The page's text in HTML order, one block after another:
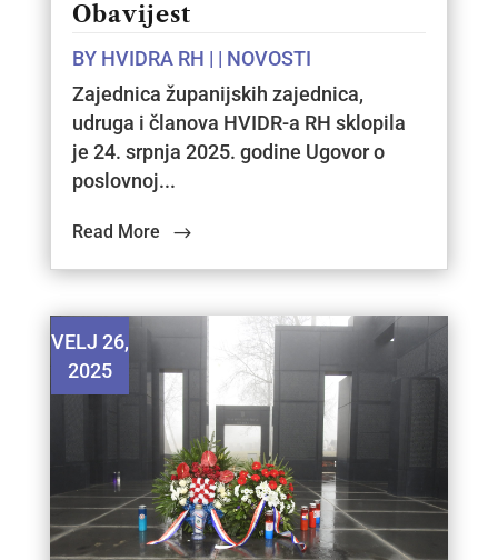
Obavijest
BY HVIDRA RH | | NOVOSTI
Zajednica županijskih zajednica,
udruga i članova HVIDR-a RH sklopila
je 24. srpnja 2025. godine Ugovor o
poslovnoj...
Read More
VELJ 26,
2025